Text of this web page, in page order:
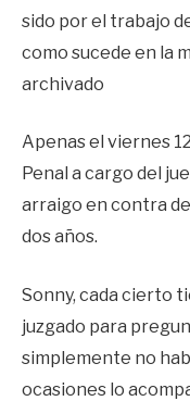
sido por el trabajo
como sucede en la
archivado
Apenas el viernes
Penal a cargo del
arraigo en contra
dos años.
Sonny, cada cierto
juzgado para
simplemente no
ocasiones lo